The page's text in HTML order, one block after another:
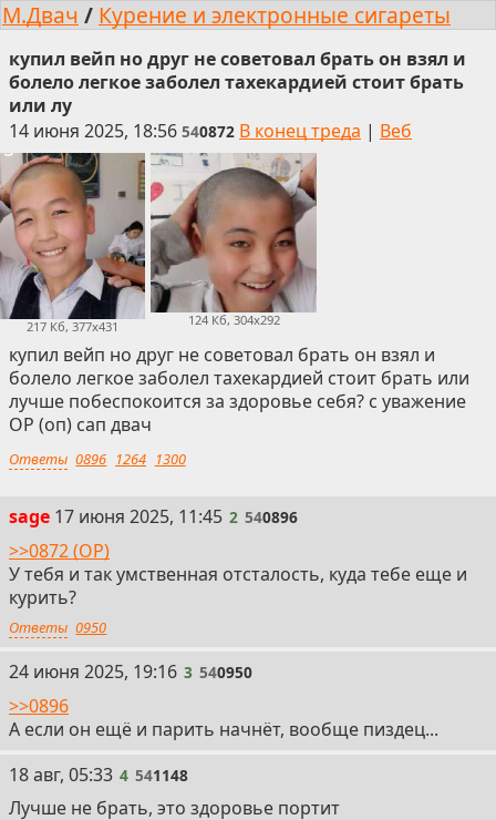
М.Двач / Курение и электронные сигареты
купил вейп но друг не советовал брать он взял и
болело легкое заболел тахекардией стоит брать
или лу
14 июня 2025, 18:56 540872 В конец треда | Веб
217 Кб, 377x431 124 Кб, 304x292
купил вейп но друг не советовал брать он взял и
болело легкое заболел тахекардией стоит брать или
лучше побеспокоится за здоровье себя? с уважение
OP (оп) сап двач
Ответы 0896 1264 1300
sage 2
17 июня 2025, 11:45 2 540896
>>0872 (OP)
У тебя и так умственная отсталость, куда тебе еще и
курить?
Ответы 0950
3
24 июня 2025, 19:16 3 540950
>>0896
А если он ещё и парить начнёт, вообще пиздец...
4
18 авг, 05:33 4 541148
Лучше не брать, это здоровье портит